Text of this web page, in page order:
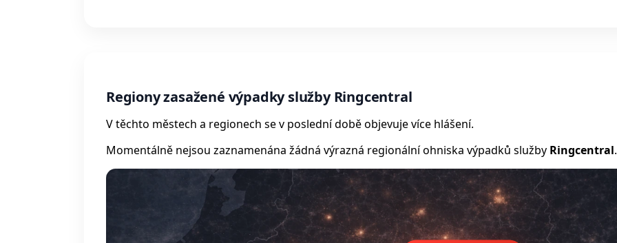
Regiony zasažené výpadky služby Ringcentral
V těchto městech a regionech se v poslední době objevuje více hlášení.
Momentálně nejsou zaznamenána žádná výrazná regionální ohniska výpadků služby Ringcentral.